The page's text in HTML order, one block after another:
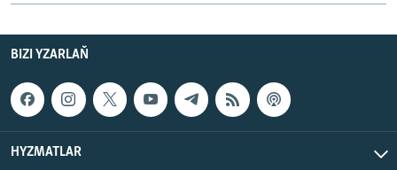
BIZI YZARLAŇ
HYZMATLAR